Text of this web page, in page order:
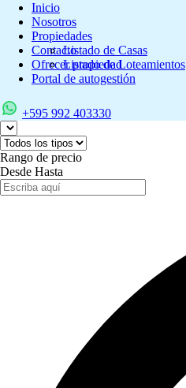
Inicio
Nosotros
Propiedades
Listado de Casas
Listado de Loteamientos
Contacto
Ofrecer propiedad
Portal de autogestión
+595 992 403330
Rango de precio
Desde Hasta